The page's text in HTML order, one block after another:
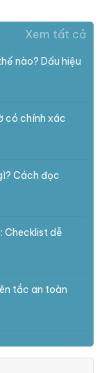
Xem tất cả
nào? Dấu hiệu
có chính xác
Cách đọc
Checklist dễ
tắc an toàn